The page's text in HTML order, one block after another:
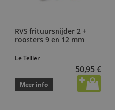
RVS frituursnijder 2 +
roosters 9 en 12 mm
Le Tellier
50,95 €
Meer info